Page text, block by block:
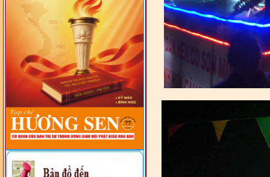
LUẬT VÀ HỆ THỐNG PHÁP
LUẬT VIỆT NAM
- LỚP TẬP HUẤN LỊCH SỬ,
PHÁP LUẬT VIỆT NAM VÀ
HIẾN CHƯƠNG GIÁO HỘI
PGHH NHIỆM KỲ VI (2024-
2029) CHO TRỊ SỰ VIÊN
TRUNG ƯƠNG, BAN ĐẠI
DIỆN TỈNH VÀ GIÁO LÝ
VIÊN - CHUYÊN ĐỀ: SỰ RA
ĐỜI, BẢN CHẤT, CHỨC
NĂNG VÀ HÌNH THỨC CỦA
NƯỚC CHXHCN VIỆT NAM